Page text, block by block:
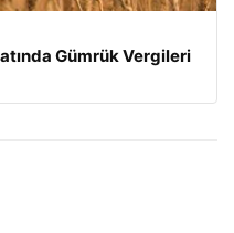
Gümrük Vergileri